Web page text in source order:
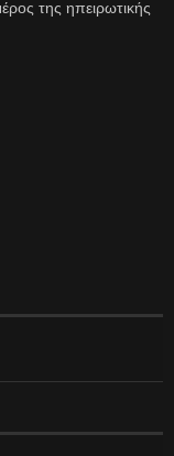
της ηπειρωτικής